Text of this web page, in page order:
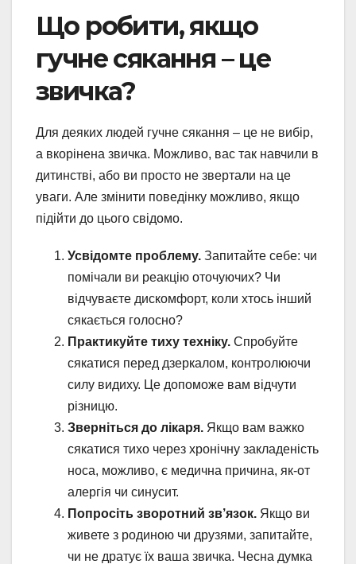
Що робити, якщо
гучне сякання – це
звичка?
Для деяких людей гучне сякання – це не вибір,
а вкорінена звичка. Можливо, вас так навчили в
дитинстві, або ви просто не звертали на це
уваги. Але змінити поведінку можливо, якщо
підійти до цього свідомо.
Усвідомте проблему. Запитайте себе: чи
помічали ви реакцію оточуючих? Чи
відчуваєте дискомфорт, коли хтось інший
сякається голосно?
Практикуйте тиху техніку. Спробуйте
сякатися перед дзеркалом, контролюючи
силу видиху. Це допоможе вам відчути
різницю.
Зверніться до лікаря. Якщо вам важко
сякатися тихо через хронічну закладеність
носа, можливо, є медична причина, як-от
алергія чи синусит.
Попросіть зворотний зв’язок. Якщо ви
живете з родиною чи друзями, запитайте,
чи не дратує їх ваша звичка. Чесна думка